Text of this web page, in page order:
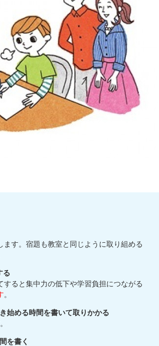
す。宿題も教室と同じように取り組める
る
ると集中力の低下や学習負担につながる
。
始める時間を書いて取りかかる
を書く